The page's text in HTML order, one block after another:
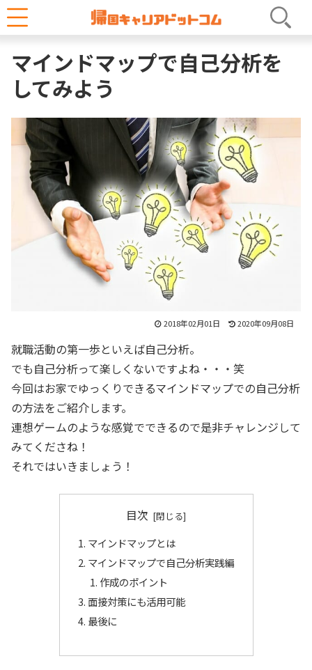
へ
ス
ホーム キャリアコラム 自己分析
マインドマップで自己分析を
してみよう
2018年02月01日 2020年09月08日
就職活動の第一歩といえば自己分析。
でも自己分析って楽しくないですよね・・・笑
今回はお家でゆっくりできるマインドマップでの自己分析
の方法をご紹介します。
連想ゲームのような感覚でできるので是非チャレンジして
みてくださね！
それではいきましょう！
目次
マインドマップとは
マインドマップで自己分析実践編
作成のポイント
面接対策にも活用可能
最後に